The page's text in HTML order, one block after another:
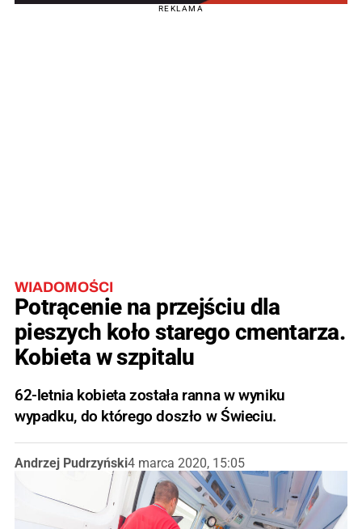
REKLAMA
WIADOMOŚCI
Potrącenie na przejściu dla
pieszych koło starego cmentarza.
Kobieta w szpitalu
62-letnia kobieta została ranna w wyniku
wypadku, do którego doszło w Świeciu.
Andrzej Pudrzyński4 marca 2020, 15:05